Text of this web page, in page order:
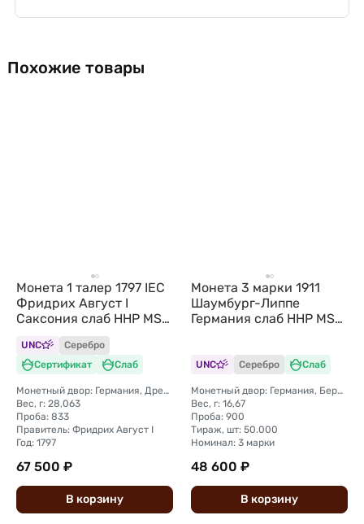
Похожие товары
Монета 1 талер 1797 IEC
Фридрих Август I
Саксония слаб ННР MS
UNC
Серебро
Сертификат
Слаб
Монетный двор: Германия, Дрезден
Вес, г: 28,063
Проба: 833
Правитель: Фридрих Август I
Год: 1797
67 500 ₽
В корзину
Монета 3 марки 1911
Шаумбург-Липпе
Германия слаб ННР MS
UNC Серебро Слаб
Монетный двор: Германия, Берлин
Вес, г: 16,67
Проба: 900
Тираж, шт: 50.000
Номинал: 3 марки
48 600 ₽
В корзину